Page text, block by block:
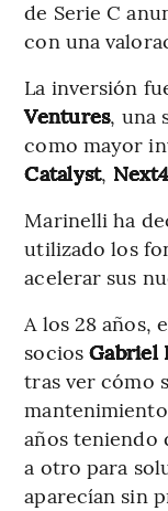
de Serie C
con una
La inversión
Ventures, una
como mayor
Catalyst,
Marinelli ha
utilizado los
acelerar sus
A los 28 años,
sociosGabriel
tras ver cómo
años teniendo
a otro para
aparecían sin